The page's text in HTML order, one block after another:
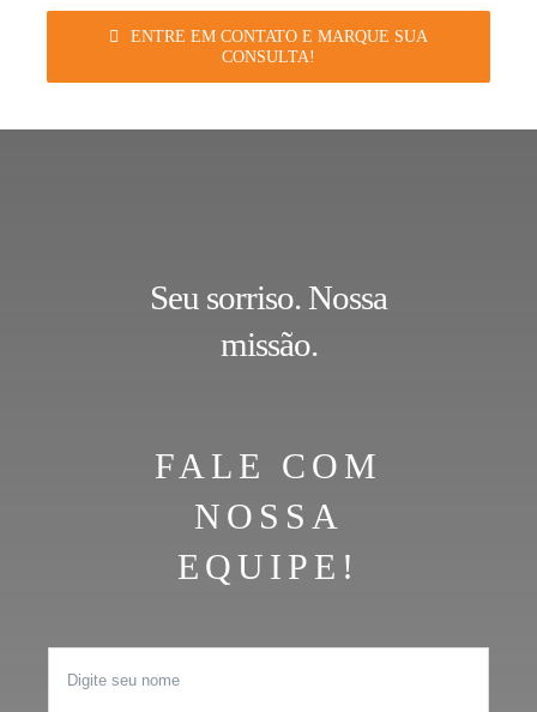
ENTRE EM CONTATO E MARQUE SUA
CONSULTA!
Seu sorriso. Nossa
missão.
FALE COM
NOSSA
EQUIPE!